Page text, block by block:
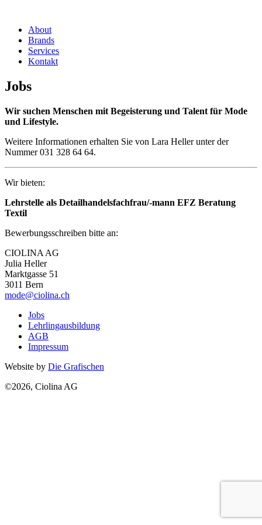
About
Brands
Services
Kontakt
Jobs
Wir suchen Menschen mit Begeisterung und Talent für Mode
und Lifestyle.
Weitere Informationen erhalten Sie von Lara Heller unter der
Nummer 031 328 64 64.
Wir bieten:
Lehrstelle als Detailhandelsfachfrau/-mann EFZ Beratung
Textil
Bewerbungsschreiben bitte an:
CIOLINA AG
Julia Heller
Marktgasse 51
3011 Bern
mode@ciolina.ch
Jobs
Lehrlingausbildung
AGB
Impressum
Website by Die Grafischen
©2026, Ciolina AG